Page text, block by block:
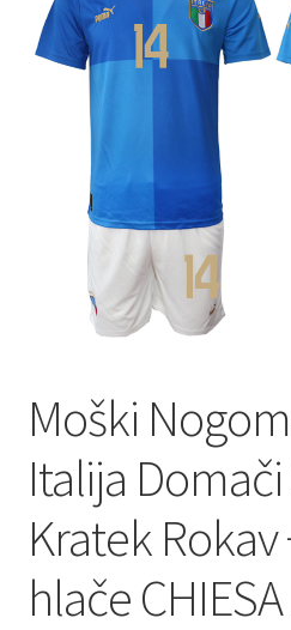
Moj račun
Trgovina
Zaključek nakupa
Moški
Italija Domači
Kratek Rokav
hlače